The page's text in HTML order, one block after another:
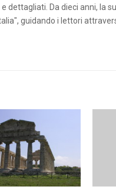
dettagliati. Da dieci anni, la
guidando i lettori